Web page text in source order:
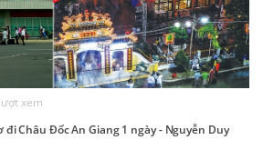
xem
đi Châu Đốc An Giang 1 ngày - Nguyễn Duy